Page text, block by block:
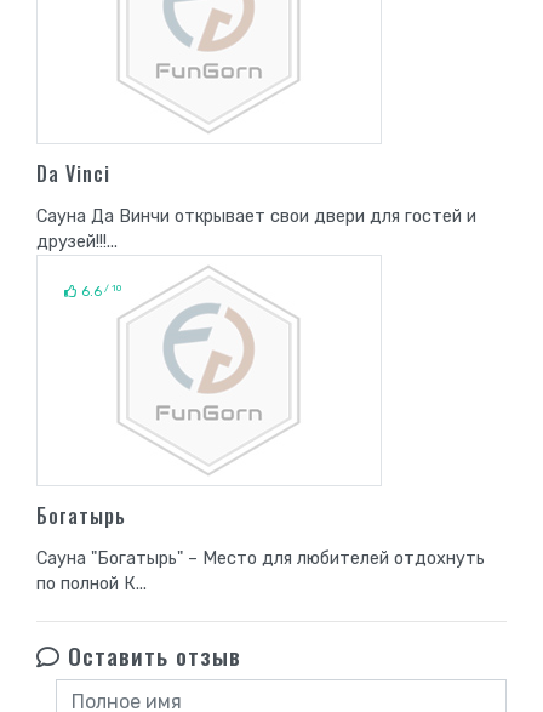
Da Vinci
Сауна Да Винчи открывает свои двери для гостей и
друзей!!!...
6.6 / 10
Богатырь
Сауна "Богатырь" – Место для любителей отдохнуть
по полной К...
Оставить отзыв